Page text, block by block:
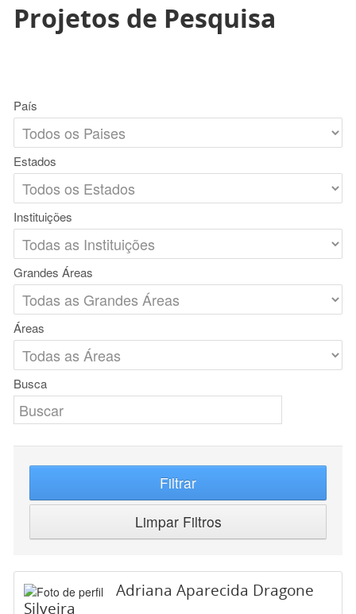
Projetos de Pesquisa
País
Estados
Instituições
Grandes Áreas
Áreas
Busca
Filtrar
Limpar Filtros
Adriana Aparecida Dragone
Silveira